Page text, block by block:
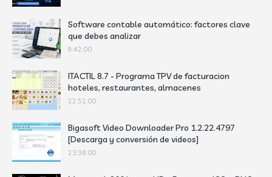
Software contable automático: factores clave
que debes analizar
9:42:00
ITACTIL 8.7 - Programa TPV de facturacion
hoteles, restaurantes, almacenes
22:51:00
Bigasoft Video Downloader Pro 1.2.22.4797
[Descarga y conversión de videos]
23:36:00